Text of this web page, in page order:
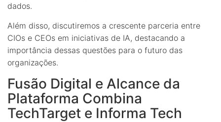
dados.
Além disso, discutiremos a crescente parceria entre
CIOs e CEOs em iniciativas de IA, destacando a
importância dessas questões para o futuro das
organizações.
Fusão Digital e Alcance da
Plataforma Combina
TechTarget e Informa Tech